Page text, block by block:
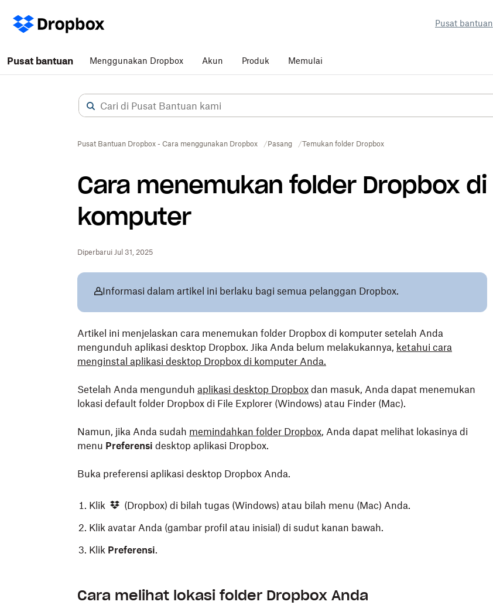
Pusat bantuan
Pusat bantuan Menggunakan Dropbox Akun Produk Memulai
Pusat Bantuan Dropbox - Cara menggunakan Dropbox Pasang Temukan folder Dropbox
Cara menemukan folder Dropbox di
komputer
Diperbarui Jul 31, 2025
Informasi dalam artikel ini berlaku bagi semua pelanggan Dropbox.
Artikel ini menjelaskan cara menemukan folder Dropbox di komputer setelah Anda
mengunduh aplikasi desktop Dropbox. Jika Anda belum melakukannya, ketahui cara
menginstal aplikasi desktop Dropbox di komputer Anda.
Setelah Anda mengunduh aplikasi desktop Dropbox dan masuk, Anda dapat menemukan
lokasi default folder Dropbox di File Explorer (Windows) atau Finder (Mac).
Namun, jika Anda sudah memindahkan folder Dropbox, Anda dapat melihat lokasinya di
menu Preferensi desktop aplikasi Dropbox.
Buka preferensi aplikasi desktop Dropbox Anda.
Klik
(Dropbox) di bilah tugas (Windows) atau bilah menu (Mac) Anda.
Klik avatar Anda (gambar profil atau inisial) di sudut kanan bawah.
Klik Preferensi.
Cara melihat lokasi folder Dropbox Anda